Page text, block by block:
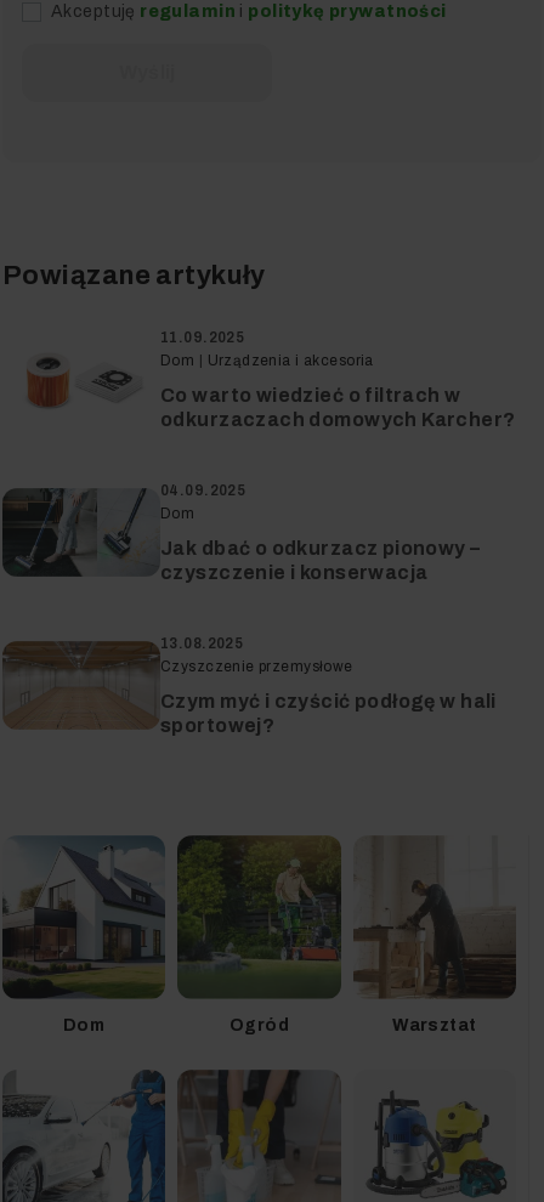
Akceptuję regulamin i politykę prywatności
Dom Ogród Warsztat
Powiązane artykuły
11.09.2025
Dom | Urządzenia i akcesoria
Co warto wiedzieć o filtrach w
odkurzaczach domowych Karcher?
04.09.2025
Dom
Jak dbać o odkurzacz pionowy –
czyszczenie i konserwacja
13.08.2025
Czyszczenie przemysłowe
Czym myć i czyścić podłogę w hali
sportowej?